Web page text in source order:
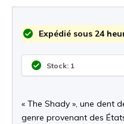
Expédié sous 24
Stock: 1
« The Shady », une dent
genre provenant des